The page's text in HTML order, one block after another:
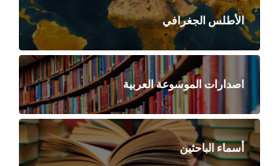
الأطلس الجغرافي
اصدارات الموسوعة العربية
أسماء الباحثين